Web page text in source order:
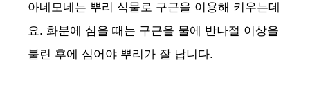
아네모네는 뿌리 식물로 구근을 이용해 키우는데
요. 화분에 심을 때는 구근을 물에 반나절 이상을
불린 후에 심어야 뿌리가 잘 납니다.